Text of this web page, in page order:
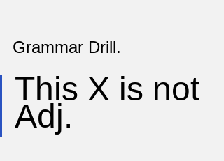
Grammar Drill.
This X is not
Adj.